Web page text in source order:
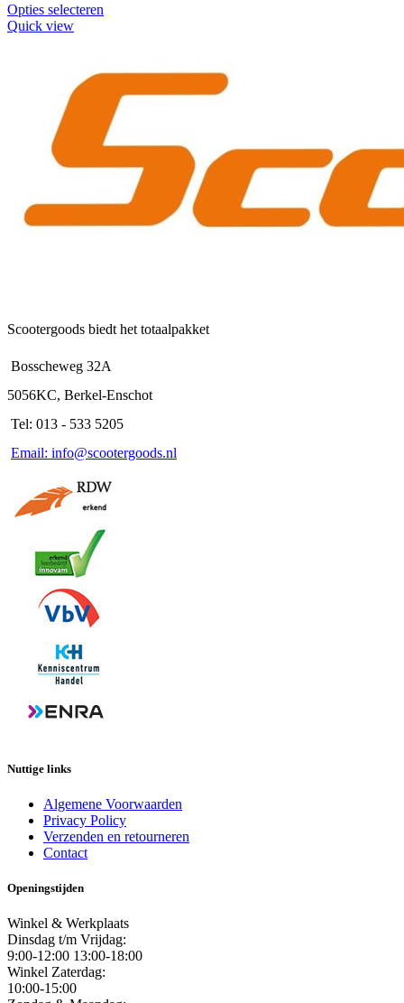
Opties selecteren
variaties.
Deze
optie
kan
gekozen
op
productpagina
Quick view
Scootergoods biedt het totaalpakket
Bosscheweg 32A
5056KC, Berkel-Enschot
Tel: 013 - 533 5205
Email: info@scootergoods.nl
Nuttige links
Algemene Voorwaarden
Privacy Policy
Verzenden en retourneren
Contact
Openingstijden
Winkel & Werkplaats
Dinsdag t/m Vrijdag:
9:00-12:00 13:00-18:00
Winkel Zaterdag:
10:00-15:00